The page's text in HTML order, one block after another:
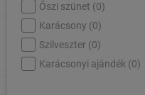
Őszi szünet (0)
Karácsony (0)
Szilveszter (0)
Karácsonyi ajándék (0)